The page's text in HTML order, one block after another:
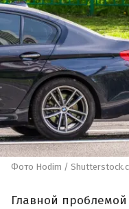
Фото Hodim /
Главной